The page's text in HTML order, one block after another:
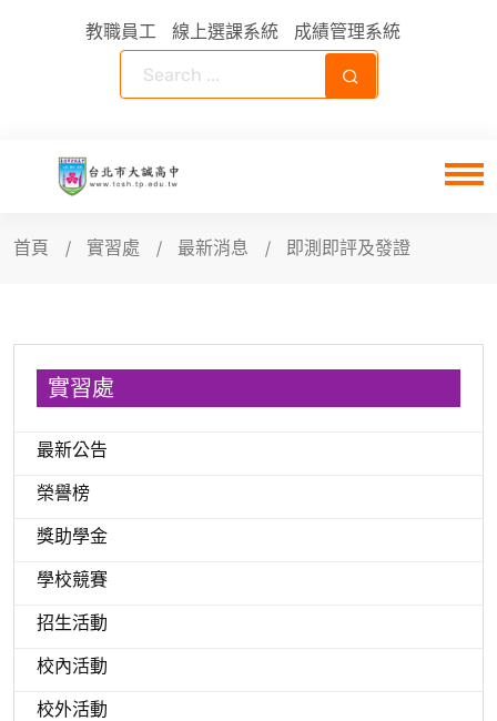
教職員工 線上選課系統 成績管理系統
首頁 實習處 最新消息 即測即評及發證
實習處
最新公告
榮譽榜
獎助學金
學校競賽
招生活動
校內活動
校外活動